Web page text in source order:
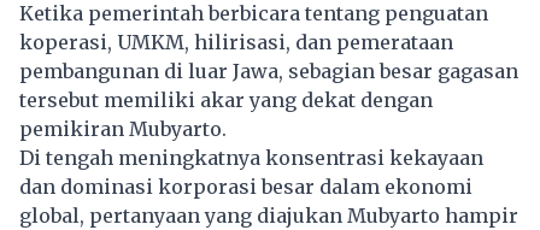
Ketika pemerintah berbicara tentang penguatan
koperasi, UMKM, hilirisasi, dan pemerataan
pembangunan di luar Jawa, sebagian besar gagasan
tersebut memiliki akar yang dekat dengan
pemikiran Mubyarto.
Di tengah meningkatnya konsentrasi kekayaan
dan dominasi korporasi besar dalam ekonomi
global, pertanyaan yang diajukan Mubyarto hampir